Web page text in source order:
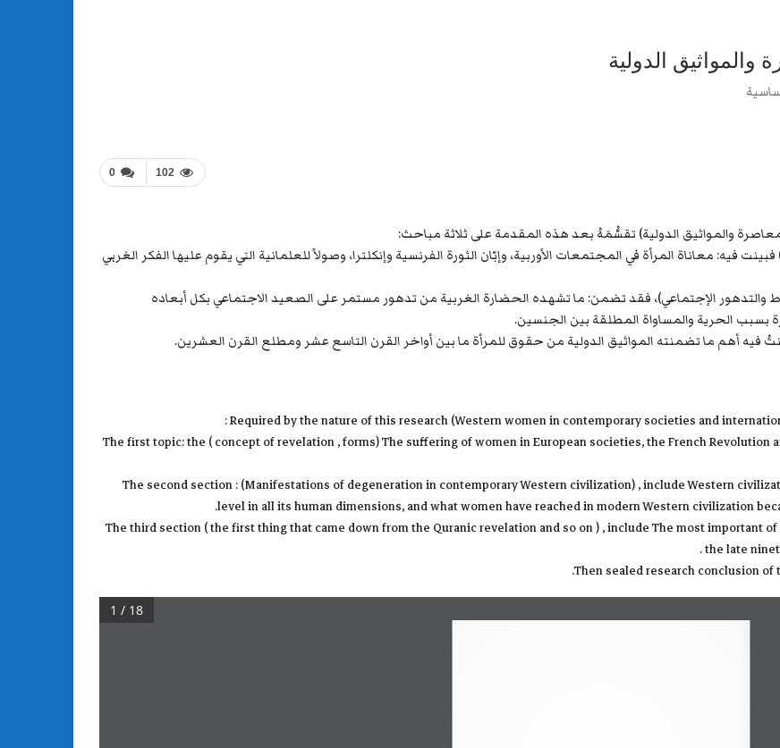
والمواثيق الدولية
0 102
والمواثيق الدولية) تقسُّمَهُ بعد هذه المقدمة على ثلاثة مباحث:
فيه: معاناة المرأة في المجتمعات الأوربية، وإبّان الثورة الفرنسية وإنكلترا، وصولاً للعلمانية التي يقوم عليها الفكر الغربي
والتدهور الإجتماعي)، فقد تضمن: ما تشهده الحضارة الغربية من تدهور مستمر على الصعيد الاجتماعي بكل أبعاده
بسبب الحرية والمساواة المطلقة بين الجنسين.
فيه أهم ما تضمنته المواثيق الدولية من حقوق للمرأة ما بين أواخر القرن التاسع عشر ومطلع القرن العشرين.
Required by the nature of this research (Western women in contemporary societies and
The first topic: the ( concept of revelation , forms) The suffering of women in European societies, the French Revolution
The second section : (Manifestations of degeneration in contemporary Western civilization) , include Western
level in all its human dimensions, and what women have reached in modern Western civilization
The third section ( the first thing that came down from the Quranic revelation and so on ) , include The most important
the late
Then sealed research conclusion
1 / 18